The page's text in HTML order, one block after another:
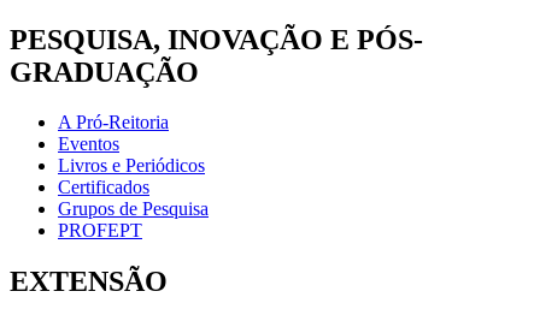
PESQUISA, INOVAÇÃO E PÓS-
GRADUAÇÃO
A Pró-Reitoria
Eventos
Livros e Periódicos
Certificados
Grupos de Pesquisa
PROFEPT
EXTENSÃO